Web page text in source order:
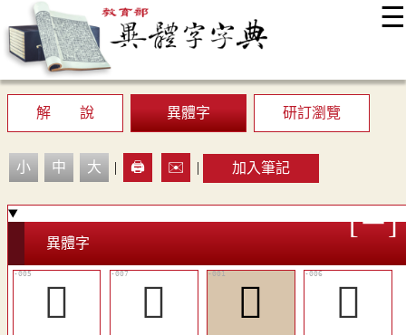
☰
最新消息
顯示模式
網站導覽
解 說
異體字 研訂瀏覽
小 中 大 | 🖨️ ✉️ | 加入筆記
異體字
󵠴 󵠶 󵠱
󵠵